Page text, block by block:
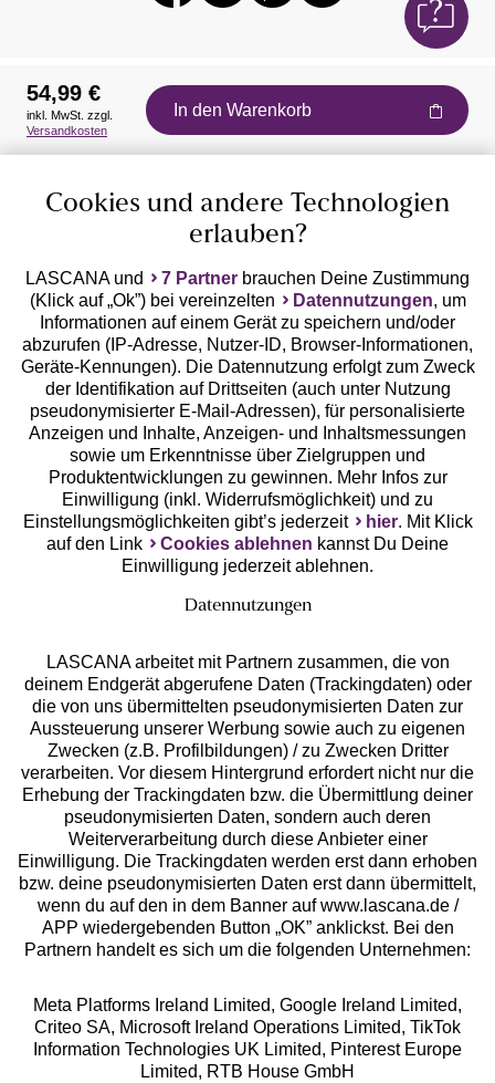
Auszeichnungen
Geprüfte Sicherheit
Unsere Apps
Services
Beratung
Über uns
Rechtliches
Alle Preise inkl. MwSt., zzgl.
Versandkosten
** Bonität vorausgesetzt, berechtigt zur Bonitätsprüfung
54,99 €
inkl. MwSt. zzgl.
Versandkosten
In den Warenkorb
Cookies und andere Technologien
erlauben?
LASCANA und 7 Partner brauchen Deine Zustimmung
(Klick auf „Ok”) bei vereinzelten
Datennutzungen, um
Informationen auf einem Gerät zu speichern und/oder
abzurufen (IP-Adresse, Nutzer-ID, Browser-Informationen,
Geräte-Kennungen). Die Datennutzung erfolgt zum Zweck
der Identifikation auf Drittseiten (auch unter Nutzung
pseudonymisierter E-Mail-Adressen), für personalisierte
Anzeigen und Inhalte, Anzeigen- und Inhaltsmessungen
sowie um Erkenntnisse über Zielgruppen und
Produktentwicklungen zu gewinnen. Mehr Infos zur
Einwilligung (inkl. Widerrufsmöglichkeit) und zu
Einstellungsmöglichkeiten gibt’s jederzeit
hier. Mit Klick
auf den Link
Cookies ablehnen kannst Du Deine
Einwilligung jederzeit ablehnen.
Datennutzungen
LASCANA arbeitet mit Partnern zusammen, die von
deinem Endgerät abgerufene Daten (Trackingdaten) oder
die von uns übermittelten pseudonymisierten Daten zur
Aussteuerung unserer Werbung sowie auch zu eigenen
Zwecken (z.B. Profilbildungen) / zu Zwecken Dritter
verarbeiten. Vor diesem Hintergrund erfordert nicht nur die
Erhebung der Trackingdaten bzw. die Übermittlung deiner
pseudonymisierten Daten, sondern auch deren
Weiterverarbeitung durch diese Anbieter einer
Einwilligung. Die Trackingdaten werden erst dann erhoben
bzw. deine pseudonymisierten Daten erst dann übermittelt,
wenn du auf den in dem Banner auf www.lascana.de /
APP wiedergebenden Button „OK” anklickst. Bei den
Partnern handelt es sich um die folgenden Unternehmen:
Meta Platforms Ireland Limited, Google Ireland Limited,
Criteo SA, Microsoft Ireland Operations Limited, TikTok
Information Technologies UK Limited, Pinterest Europe
Limited, RTB House GmbH